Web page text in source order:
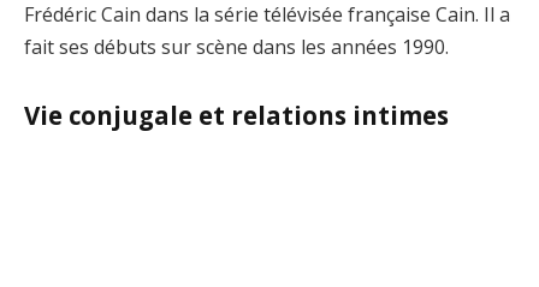
Frédéric Cain dans la série télévisée française Cain. Il a
fait ses débuts sur scène dans les années 1990.
Vie conjugale et relations intimes